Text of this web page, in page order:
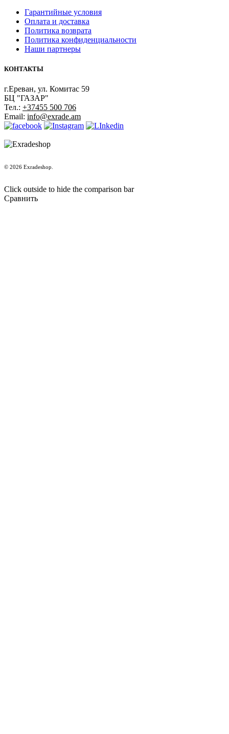
Гарантийные условия
Оплата и доставка
Политика возврата
Политика конфиденциальности
Наши партнеры
КОНТАКТЫ
г.Ереван, ул. Комитас 59
БЦ "ГАЗАР"
Тел.: +37455 500 706
Email: info@exrade.am
© 2026 Exradeshop.
Click outside to hide the comparison bar
Сравнить